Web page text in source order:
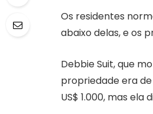
Os residentes
abaixo delas, e os
Debbie Suit, que
propriedade era de
US$ 1.000, mas